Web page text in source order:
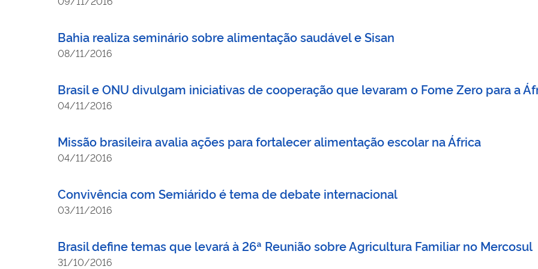
Bahia realiza seminário sobre alimentação saudável e Sisan
08/11/2016
Brasil e ONU divulgam iniciativas de cooperação que levaram o Fome Zero para a
04/11/2016
Missão brasileira avalia ações para fortalecer alimentação escolar na África
04/11/2016
Convivência com Semiárido é tema de debate internacional
03/11/2016
Brasil define temas que levará à 26ª Reunião sobre Agricultura Familiar no Mercosul
31/10/2016